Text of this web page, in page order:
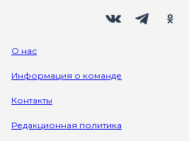
О нас
Информация о команде
Контакты
Редакционная политика